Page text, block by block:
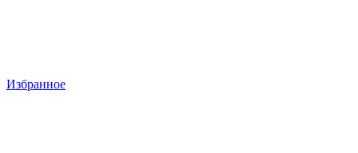
Избранное